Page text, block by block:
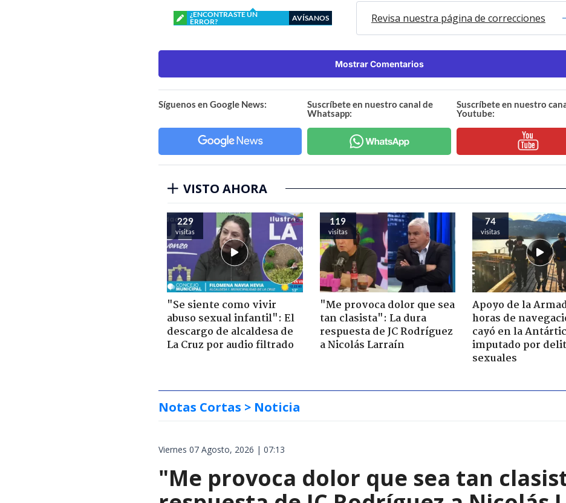
¿ENCONTRASTE UN
ERROR?
AVÍSANOS Revisa nuestra página de correcciones
Mostrar Comentarios
Síguenos en Google News:
Suscríbete en nuestro canal de
Whatsapp:
Suscríbete en nuestro
Youtube:
VISTO AHORA
229
visitas
"Se siente como vivir
abuso sexual infantil": El
descargo de alcaldesa de
La Cruz por audio filtrado
119
visitas
"Me provoca dolor que sea
tan clasista": La dura
respuesta de JC Rodríguez
a Nicolás Larraín
74
visitas
Apoyo de la
horas de
cayó en la
imputado por
sexuales
Notas Cortas > Noticia
Viernes 07 Agosto, 2026 | 07:13
"Me provoca dolor que sea tan